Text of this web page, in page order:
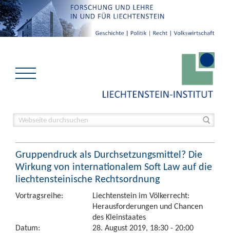
Gruppendruck als Durchsetzungsmittel? Die
Wirkung von internationalem Soft Law auf die
liechtensteinische Rechtsordnung
Vortragsreihe:
Liechtenstein im Völkerrecht:
Herausforderungen und Chancen
des Kleinstaates
Datum:
28. August 2019, 18:30 - 20:00